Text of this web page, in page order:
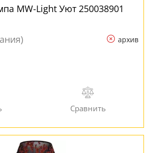
MW-Light Уют 250038901
архив